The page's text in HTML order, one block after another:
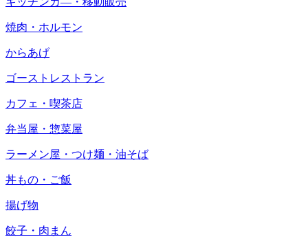
焼肉・ホルモン
からあげ
ゴーストレストラン
カフェ・喫茶店
弁当屋・惣菜屋
ラーメン屋・つけ麺・油そば
丼もの・ご飯
揚げ物
餃子・肉まん